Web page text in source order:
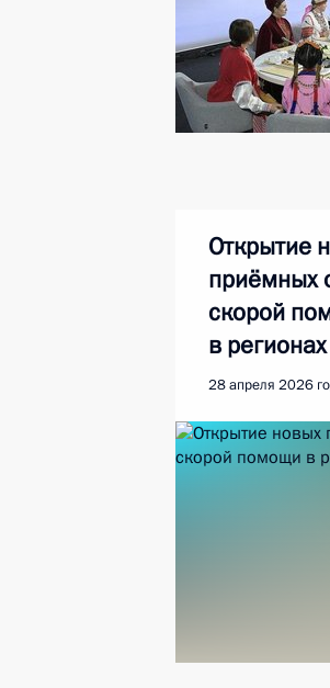
Открытие
приёмных
скорой
в регионах
28 апреля 2026